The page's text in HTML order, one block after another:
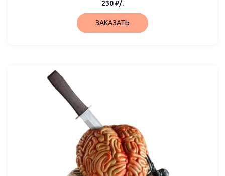
230₽/.
ЗАКАЗАТЬ